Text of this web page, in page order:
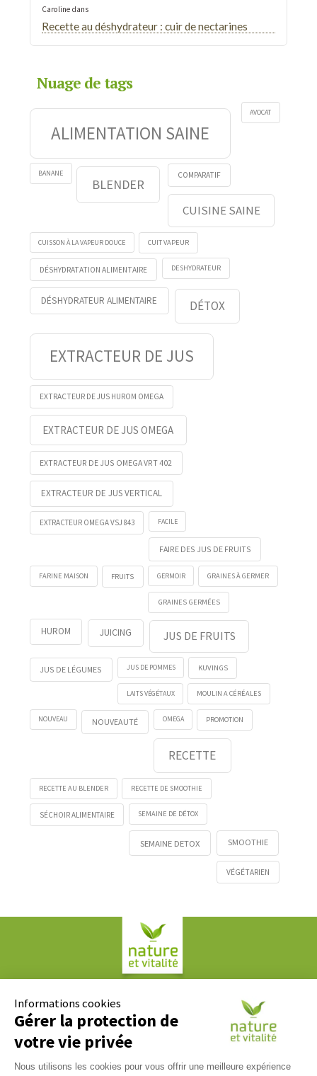
Carolinedans
Recette au déshydrateur : cuir de nectarines
Nuage de tags
ALIMENTATION SAINE
AVOCAT
BANANE
BLENDER
COMPARATIF
CUISINE SAINE
CUISSON À LA VAPEUR DOUCE CUIT VAPEUR
DÉSHYDRATATION ALIMENTAIRE DESHYDRATEUR
DÉSHYDRATEUR ALIMENTAIRE DÉTOX
EXTRACTEUR DE JUS
EXTRACTEUR DE JUS HUROM OMEGA
EXTRACTEUR DE JUS OMEGA
EXTRACTEUR DE JUS OMEGA VRT 402
EXTRACTEUR DE JUS VERTICAL
EXTRACTEUR OMEGA VSJ 843 FACILE
FAIRE DES JUS DE FRUITS
FARINE MAISON FRUITS GERMOIR GRAINES À GERMER
GRAINES GERMÉES
HUROM JUICING JUS DE FRUITS
JUS DE LÉGUMES JUS DE POMMES KUVINGS
LAITS VÉGÉTAUX MOULIN A CÉRÉALES
NOUVEAU NOUVEAUTÉ OMEGA PROMOTION
RECETTE
RECETTE AU BLENDER RECETTE DE SMOOTHIE
SÉCHOIR ALIMENTAIRE SEMAINE DE DÉTOX
SEMAINE DETOX SMOOTHIE
VÉGÉTARIEN
61, rue Paul Duvivier
69007 LYON
Informations cookies
Gérer la protection de
votre vie privée
Nous utilisons les cookies pour vous offrir une meilleure expérience